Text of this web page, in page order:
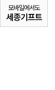
모바일에서도
세종기프트